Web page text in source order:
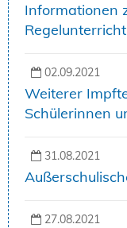
Informationen
02.09.2021
Weiterer
Schülerinnen
31.08.2021
27.08.2021